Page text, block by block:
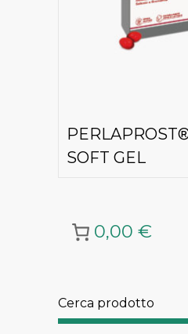
SOFT GEL
0,00 €
Cerca prodotto